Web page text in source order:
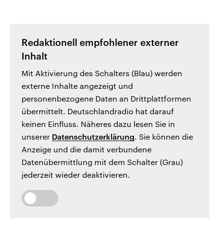
Redaktionell empfohlener externer
Inhalt
Mit Aktivierung des Schalters (Blau) werden
externe Inhalte angezeigt und
personenbezogene Daten an Drittplattformen
übermittelt. Deutschlandradio hat darauf
keinen Einfluss. Näheres dazu lesen Sie in
unserer Datenschutzerklärung . Sie können die
Anzeige und die damit verbundene
Datenübermittlung mit dem Schalter (Grau)
jederzeit wieder deaktivieren.